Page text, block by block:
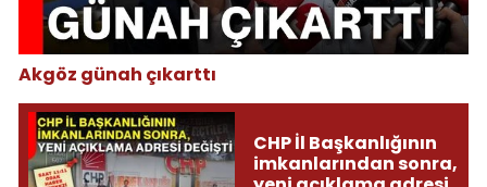
Akgöz günah çıkarttı
CHP İl Başkanlığının
imkanlarından sonra,